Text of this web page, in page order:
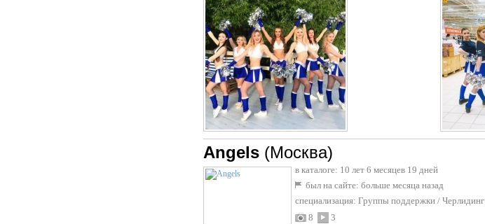
Angels (Москва)
в каталоге: 10 лет 6 месяцев 19 дней
был на сайте: больше месяца назад
специализация: Группы поддержки / Черлидинг
8
3